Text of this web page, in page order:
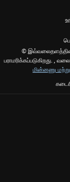
©
பராமரிக்கப்படுகிறது. ,
மின்னணு